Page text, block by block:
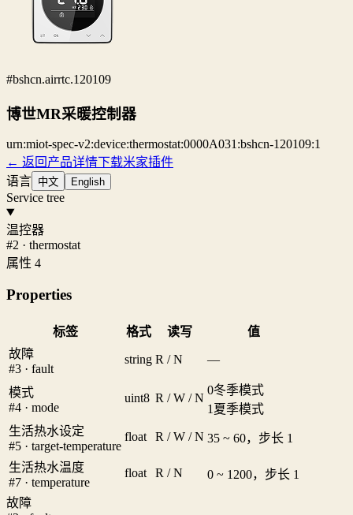
#bshcn.airrtc.120109
博世MR采暖控制器
urn:miot-spec-v2:device:thermostat:0000A031:bshcn-120109:1
← 返回产品详情下载米家插件
语言 中文 English
Service tree
温控器
#2 · thermostat
属性 4
Properties
标签 格式 读写
值
故障
#3 · fault
string R / N —
模式
#4 · mode
uint8 R / W / N
0冬季模式
1 夏季模式
生活热水设定
#5 · target-temperature
float R / W / N 35 ~ 60，步长 1
生活热水温度
#7 · temperature
float R / N 0 ~ 1200，步长 1
故障